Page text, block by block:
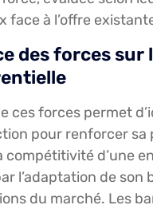
face à l’offre
des forces sur
ces forces permet
pour renforcer sa
compétitivité d’une
l’adaptation de son
du marché. Les